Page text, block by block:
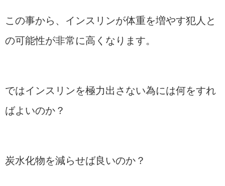
この事から、インスリンが体重を増やす犯人と
の可能性が非常に高くなります。
ではインスリンを極力出さない為には何をすれ
ばよいのか？
炭水化物を減らせば良いのか？